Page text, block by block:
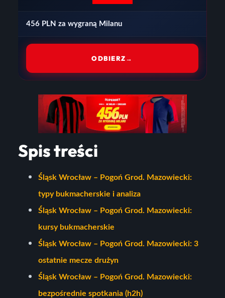
456 PLN za wygraną Milanu
ODBIERZ→
Spis treści
Śląsk Wrocław – Pogoń Grod. Mazowiecki:
typy bukmacherskie i analiza
Śląsk Wrocław – Pogoń Grod. Mazowiecki:
kursy bukmacherskie
Śląsk Wrocław – Pogoń Grod. Mazowiecki: 3
ostatnie mecze drużyn
Śląsk Wrocław – Pogoń Grod. Mazowiecki:
bezpośrednie spotkania (h2h)